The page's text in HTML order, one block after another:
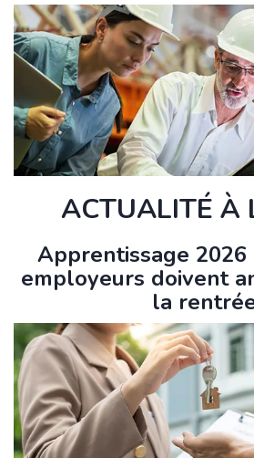
ACTUALITÉ À
Apprentissage 2026
employeurs doivent
la